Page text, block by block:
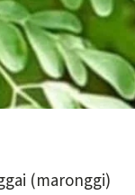
(maronggi)